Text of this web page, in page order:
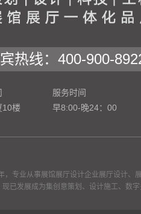
热线：400-900-
10楼
服务时间
早8:00-晚24：00
，专业从事展馆展厅设计企业展厅设计、
现已发展成为集创意策划、设计施工、数